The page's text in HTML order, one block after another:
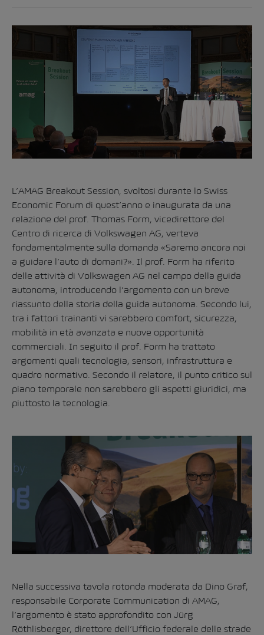
L’AMAG Breakout Session, svoltosi durante lo Swiss
Economic Forum di quest’anno e inaugurata da una
relazione del prof. Thomas Form, vicedirettore del
Centro di ricerca di Volkswagen AG, verteva
fondamentalmente sulla domanda «Saremo ancora noi
a guidare l’auto di domani?». Il prof. Form ha riferito
delle attività di Volkswagen AG nel campo della guida
autonoma, introducendo l’argomento con un breve
riassunto della storia della guida autonoma. Secondo lui,
tra i fattori trainanti vi sarebbero comfort, sicurezza,
mobilità in età avanzata e nuove opportunità
commerciali. In seguito il prof. Form ha trattato
argomenti quali tecnologia, sensori, infrastruttura e
quadro normativo. Secondo il relatore, il punto critico sul
piano temporale non sarebbero gli aspetti giuridici, ma
piuttosto la tecnologia.
Nella successiva tavola rotonda moderata da Dino Graf,
responsabile Corporate Communication di AMAG,
l’argomento è stato approfondito con Jürg
Röthlisberger, direttore dell’Ufficio federale delle strade